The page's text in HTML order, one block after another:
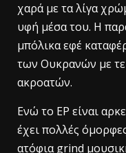
χαρά με τα λίγα
υφή μέσα του. Η
μπόλικα εφέ
των Ουκρανών με
ακροατών.
Ενώ το EP είναι
έχει πολλές
ατόφια grind